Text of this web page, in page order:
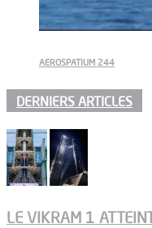
AEROSPATIUM 244
DERNIERS ARTICLES
LE VIKRAM 1